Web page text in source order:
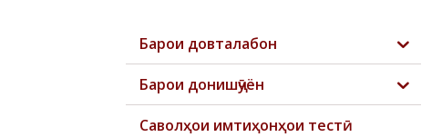
Барои довталабон
Барои донишҷӯён
Саволҳои имтиҳонҳои тестӣ